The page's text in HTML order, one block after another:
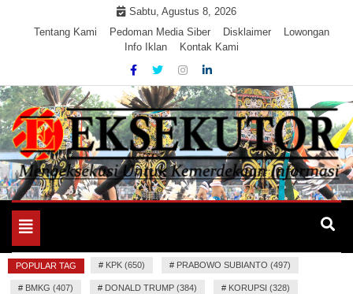
Sabtu, Agustus 8, 2026
Tentang Kami
Pedoman Media Siber Disklaimer
Lowongan
Info Iklan
Kontak Kami
EKSEKUTOR
Mengeksekusi Berita Untuk Kemerdekaan dan Keadilan
Toggle
navigation
POPULAR TAG # KPK (650) # PRABOWO SUBIANTO (497)
# BMKG (407) # DONALD TRUMP (384) # KORUPSI (328)